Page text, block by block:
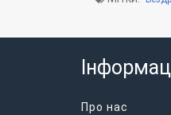
Про нас